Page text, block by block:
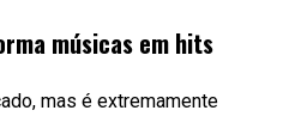
músicas em hits
mas é extremamente